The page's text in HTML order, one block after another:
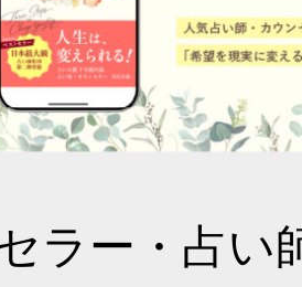
ラー・占い